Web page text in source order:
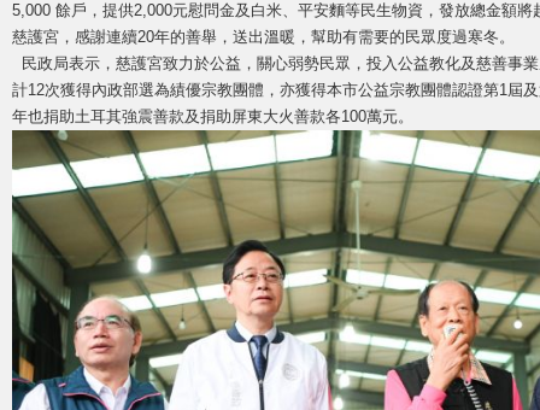
5,000 餘戶，提供2,000元慰問金及白米、平安麵等民生物資，發放總金額
慈護宮，感謝連續20年的善舉，送出溫暖，幫助有需要的民眾度過寒冬。
民政局表示，慈護宮致力於公益，關心弱勢民眾，投入公益教化及慈善事
計12次獲得內政部選為績優宗教團體，亦獲得本市公益宗教團體認證第1屆
年也捐助土耳其強震善款及捐助屏東大火善款各100萬元。